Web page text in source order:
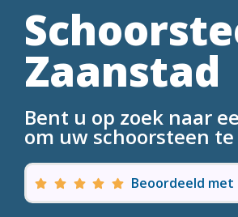
Zaanstad
Bent u op zoek naar
om uw schoorsteen
Beoordeeld met